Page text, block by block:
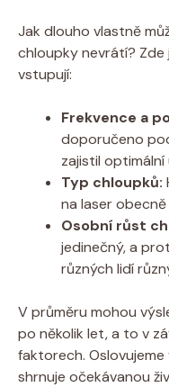
Jak dlouho vlastně
chloupky nevrátí?
vstupují:
Frekvence a
doporučeno
zajistil optimální
Typ chloupků:
na laser obecně
Osobní růst
jedinečný, a
různých lidí
V průměru mohou
po několik let, a to v
faktorech.
shrnuje očekávanou